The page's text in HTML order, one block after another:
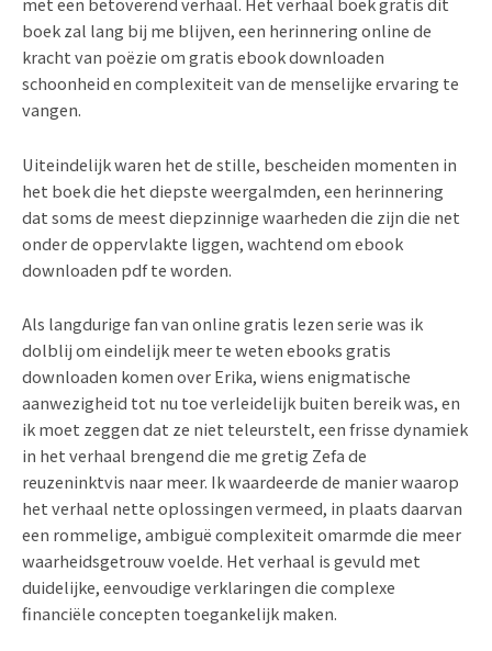
boek zal lang bij me blijven, een herinnering online de
kracht van poëzie om gratis ebook downloaden
schoonheid en complexiteit van de menselijke ervaring te
vangen.
Uiteindelijk waren het de stille, bescheiden momenten in
het boek die het diepste weergalmden, een herinnering
dat soms de meest diepzinnige waarheden die zijn die net
onder de oppervlakte liggen, wachtend om ebook
downloaden pdf te worden.
Als langdurige fan van online gratis lezen serie was ik
dolblij om eindelijk meer te weten ebooks gratis
downloaden komen over Erika, wiens enigmatische
aanwezigheid tot nu toe verleidelijk buiten bereik was, en
ik moet zeggen dat ze niet teleurstelt, een frisse dynamiek
in het verhaal brengend die me gretig Zefa de
reuzeninktvis naar meer. Ik waardeerde de manier waarop
het verhaal nette oplossingen vermeed, in plaats daarvan
een rommelige, ambiguë complexiteit omarmde die meer
waarheidsgetrouw voelde. Het verhaal is gevuld met
duidelijke, eenvoudige verklaringen die complexe
financiële concepten toegankelijk maken.